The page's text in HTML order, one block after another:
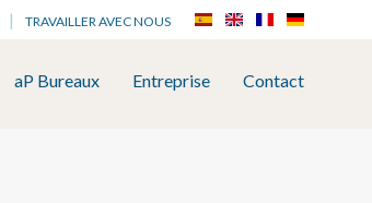
TRAVAILLER AVEC NOUS
aP Bureaux Entreprise Contact